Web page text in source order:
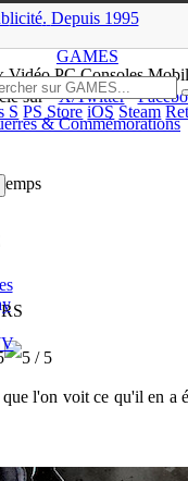
licité. Depuis 1995
GAMES
VidéoPC Consoles
S PS Store iOS Steam
sur X/Twitter
& Commémorations
l'on voit ce qu'il en